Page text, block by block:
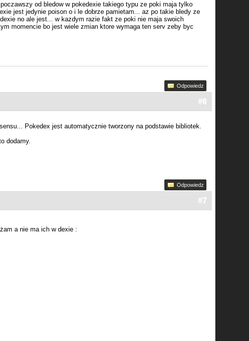
od bledow w pokedexie takiego typu ze poki maja tylko
jest jedynie poison o i le dobrze pamietam... az po takie bledy ze
no ale jest... w kazdym razie fakt ze poki nie maja swoich
momencie bo jest wiele zmian ktore wymaga ten serv zeby byc
Odpowiedz
#6
Pokedex jest automatycznie tworzony na podstawie bibliotek.
dodamy.
Odpowiedz
#7
a nie ma ich w dexie :